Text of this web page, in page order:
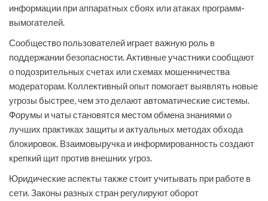
информации при аппаратных сбоях или атаках программ-
вымогателей.
Сообщество пользователей играет важную роль в
поддержании безопасности. Активные участники сообщают
о подозрительных счетах или схемах мошенничества
модераторам. Коллективный опыт помогает выявлять новые
угрозы быстрее, чем это делают автоматические системы.
Форумы и чаты становятся местом обмена знаниями о
лучших практиках защиты и актуальных методах обхода
блокировок. Взаимовыручка и информированность создают
крепкий щит против внешних угроз.
Юридические аспекты также стоит учитывать при работе в
сети. Законы разных стран регулируют оборот